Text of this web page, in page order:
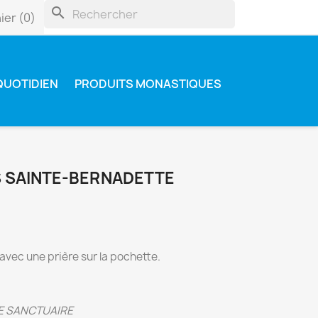
(0) search
PRODUITS MONASTIQUES
BERNADETTE
une prière sur la pochette.
SANCTUAIRE